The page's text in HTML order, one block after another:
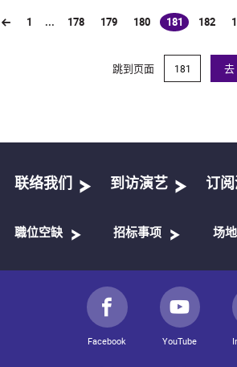
1 ... 178 179 180 181
(current)182
跳到页面 去
联络我们 到访演艺 订
職位空缺 招标事项 场
Facebook YouTube